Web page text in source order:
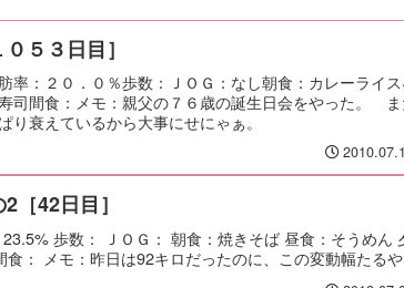
５３日目］
率：２０．０％歩数：ＪＯＧ：なし朝食：カレーライ
司間食：メモ：親父の７６歳の誕生日会をやった。
り衰えているから大事にせにゃぁ。
［42日目］
歩数： ＪＯＧ： 朝食：焼きそば 昼食：そうめん
： メモ：昨日は92キロだったのに、この変動幅たるや